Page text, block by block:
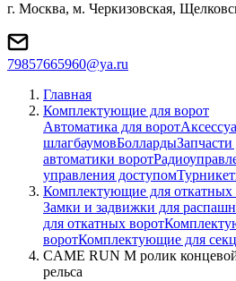
г. Москва, м. Черкизовская,
79857665960@ya.ru
Главная
Комплектующие для ворот
Автоматика для ворот
шлагбаумовБолларды
автоматики ворот
управления доступом
Комплектующие для откатных
Замки и задвижки для
для откатных ворот
воротКомплектующие для
CAME RUN M ролик
рельса